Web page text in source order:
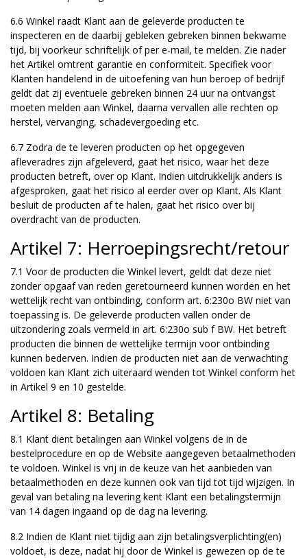
6.6 Winkel raadt Klant aan de geleverde producten te
inspecteren en de daarbij gebleken gebreken binnen bekwame
tijd, bij voorkeur schriftelijk of per e-mail, te melden. Zie nader
het Artikel omtrent garantie en conformiteit. Specifiek voor
Klanten handelend in de uitoefening van hun beroep of bedrijf
geldt dat zij eventuele gebreken binnen 24 uur na ontvangst
moeten melden aan Winkel, daarna vervallen alle rechten op
herstel, vervanging, schadevergoeding etc.
6.7 Zodra de te leveren producten op het opgegeven
afleveradres zijn afgeleverd, gaat het risico, waar het deze
producten betreft, over op Klant. Indien uitdrukkelijk anders is
afgesproken, gaat het risico al eerder over op Klant. Als Klant
besluit de producten af te halen, gaat het risico over bij
overdracht van de producten.
Artikel 7: Herroepingsrecht/retour
7.1 Voor de producten die Winkel levert, geldt dat deze niet
zonder opgaaf van reden geretourneerd kunnen worden en het
wettelijk recht van ontbinding, conform art. 6:230o BW niet van
toepassing is. De geleverde producten vallen onder de
uitzondering zoals vermeld in art. 6:230o sub f BW. Het betreft
producten die binnen de wettelijke termijn voor ontbinding
kunnen bederven. Indien de producten niet aan de verwachting
voldoen kan Klant zich uiteraard wenden tot Winkel conform het
in Artikel 9 en 10 gestelde.
Artikel 8: Betaling
8.1 Klant dient betalingen aan Winkel volgens de in de
bestelprocedure en op de Website aangegeven betaalmethoden
te voldoen. Winkel is vrij in de keuze van het aanbieden van
betaalmethoden en deze kunnen ook van tijd tot tijd wijzigen. In
geval van betaling na levering kent Klant een betalingstermijn
van 14 dagen ingaand op de dag na levering.
8.2 Indien de Klant niet tijdig aan zijn betalingsverplichting(en)
voldoet, is deze, nadat hij door de Winkel is gewezen op de te